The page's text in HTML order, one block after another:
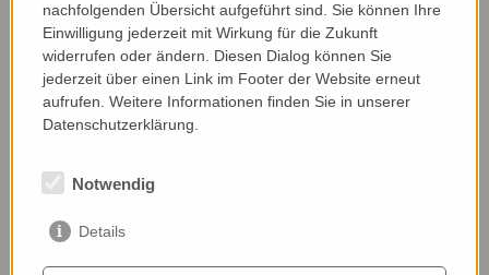
nachfolgenden Übersicht aufgeführt sind. Sie können Ihre
Einwilligung jederzeit mit Wirkung für die Zukunft
widerrufen oder ändern. Diesen Dialog können Sie
jederzeit über einen Link im Footer der Website erneut
aufrufen. Weitere Informationen finden Sie in unserer
Datenschutzerklärung.
Notwendig
Details